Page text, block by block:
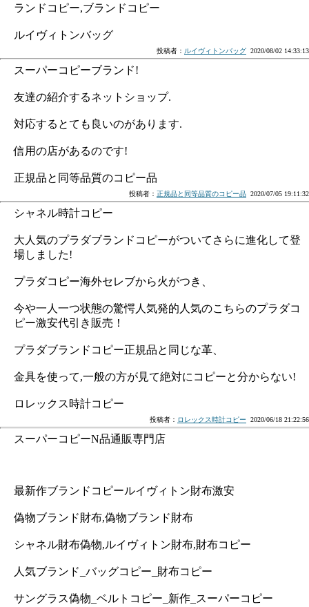
ランドコピー,ブランドコピー
ルイヴィトンバッグ
投稿者： ルイヴィトンバッグ 2020/08/02 14:33:13
スーパーコピーブランド!
友達の紹介するネットショップ.
対応するとても良いのがあります.
信用の店があるのです!
正規品と同等品質のコピー品
投稿者： 正規品と同等品質のコピー品 2020/07/05 19:11:32
シャネル時計コピー
大人気のプラダブランドコピーがついてさらに進化して登
場しました!
プラダコピー海外セレブから火がつき、
今や一人一つ状態の驚愕人気発的人気のこちらのプラダコ
ピー激安代引き販売！
プラダブランドコピー正規品と同じな革、
金具を使って,一般の方が見て絶対にコピーと分からない!
ロレックス時計コピー
投稿者： ロレックス時計コピー 2020/06/18 21:22:56
スーパーコピーN品通販専門店
最新作ブランドコピールイヴィトン財布激安
偽物ブランド財布,偽物ブランド財布
シャネル財布偽物,ルイヴィトン財布,財布コピー
人気ブランド_バッグコピー_財布コピー
サングラス偽物_ベルトコピー_新作_スーパーコピー